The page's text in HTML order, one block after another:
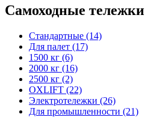
Самоходные тележки
Стандартные (14)
Для палет (17)
1500 кг (6)
2000 кг (16)
2500 кг (2)
OXLIFT (22)
Электротележки (26)
Для промышленности (21)